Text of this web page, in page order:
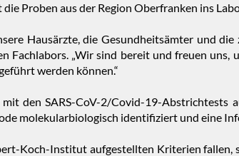
Proben aus der Region Oberfranken ins
Hausärzte, die Gesundheitsämter und
Fachlabors. „Wir sind bereit und freuen
werden können.“
den SARS-CoV-2/Covid-19-Abstrichtests
molekularbiologisch identifiziert und eine
Koch-Institut aufgestellten Kriterien fallen,